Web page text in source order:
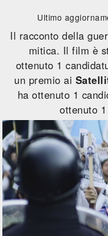
Ultimo
Il racconto della
mitica. Il film è
ottenuto 1
un premio ai
ha ottenuto 1
ottenuto